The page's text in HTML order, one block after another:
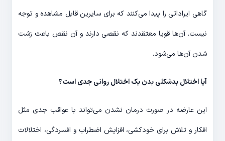
گاهی ایراداتی را پیدا می‌کنند که برای سایرین قابل مشاهده و توجه
نیست. آن‌ها قویا معتقدند که نقصی دارند و آن نقص باعث زشت
شدن آن‌ها می‌شود.
آیا اختلال بدشکلی بدن یک اختلال روانی جدی است؟
این عارضه در صورت درمان نشدن می‌تواند با عواقب جدی مثل
افکار و تلاش برای خودکشی، افزایش اضطراب و افسردگی، اختلالات